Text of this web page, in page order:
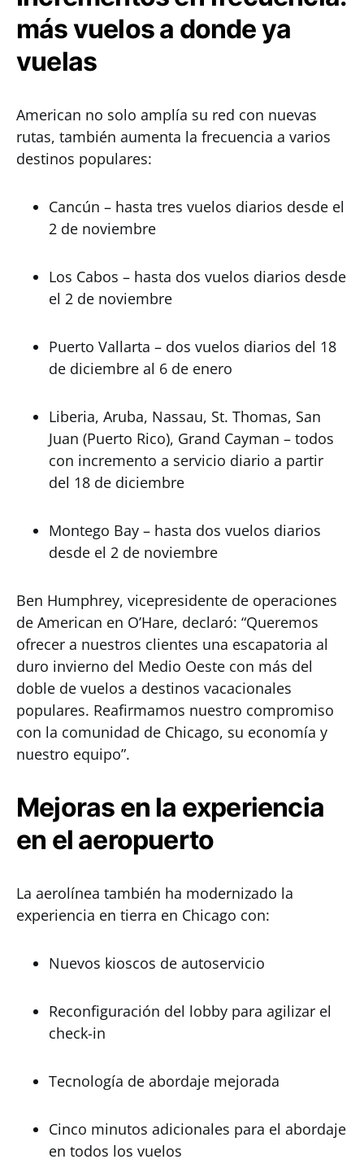
más vuelos a donde ya
vuelas
American no solo amplía su red con nuevas
rutas, también aumenta la frecuencia a varios
destinos populares:
Cancún – hasta tres vuelos diarios desde el
2 de noviembre
Los Cabos – hasta dos vuelos diarios desde
el 2 de noviembre
Puerto Vallarta – dos vuelos diarios del 18
de diciembre al 6 de enero
Liberia, Aruba, Nassau, St. Thomas, San
Juan (Puerto Rico), Grand Cayman – todos
con incremento a servicio diario a partir
del 18 de diciembre
Montego Bay – hasta dos vuelos diarios
desde el 2 de noviembre
Ben Humphrey, vicepresidente de operaciones
de American en O’Hare, declaró: “Queremos
ofrecer a nuestros clientes una escapatoria al
duro invierno del Medio Oeste con más del
doble de vuelos a destinos vacacionales
populares. Reafirmamos nuestro compromiso
con la comunidad de Chicago, su economía y
nuestro equipo”.
Mejoras en la experiencia
en el aeropuerto
La aerolínea también ha modernizado la
experiencia en tierra en Chicago con:
Nuevos kioscos de autoservicio
Reconfiguración del lobby para agilizar el
check-in
Tecnología de abordaje mejorada
Cinco minutos adicionales para el abordaje
en todos los vuelos